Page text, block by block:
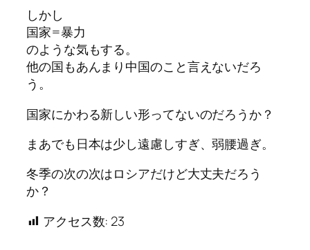
しかし
国家=暴力
のような気もする。
他の国もあんまり中国のこと言えないだろ
う。
国家にかわる新しい形ってないのだろうか？
まあでも日本は少し遠慮しすぎ、弱腰過ぎ。
冬季の次の次はロシアだけど大丈夫だろう
か？
アクセス数: 23